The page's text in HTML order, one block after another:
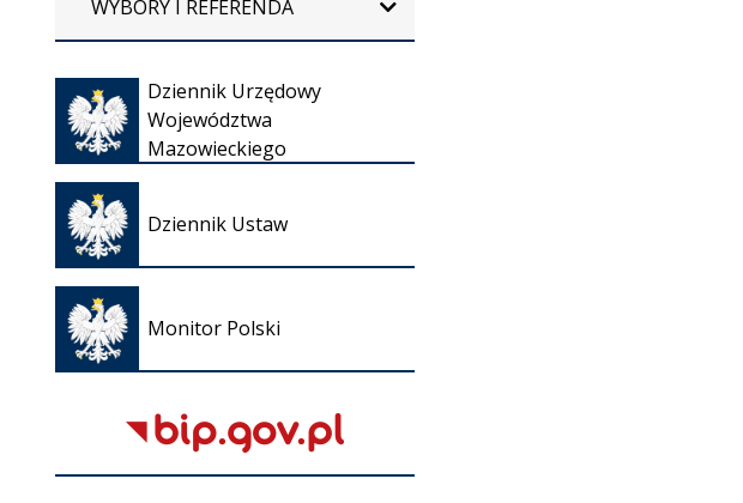
WYBORY I REFERENDA
Dziennik Urzędowy
Województwa
Mazowieckiego
Otwiera
się w
nowej
karcie
Dziennik Ustaw
Otwiera
się w
nowej
karcie
Monitor Polski
Otwiera
się w
nowej
karcie